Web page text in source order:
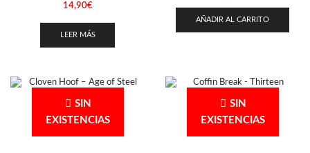
14,90€
LEER MÁS
AÑADIR AL CARRITO
SIN
EXISTENCIAS
SIN
EXISTENCIAS